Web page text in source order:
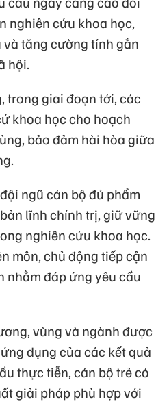
nghiên cứu khoa học,
tăng cường tính gắn
hội.
trong giai đoạn tới, các
khoa học cho hoạch
bảo đảm hài hòa giữa
ngũ cán bộ đủ phẩm
lĩnh chính trị, giữ vững
nghiên cứu khoa học.
môn, chủ động tiếp cận
nhằm đáp ứng yêu cầu
vùng và ngành được
dụng của các kết quả
thực tiễn, cán bộ trẻ có
giải pháp phù hợp với